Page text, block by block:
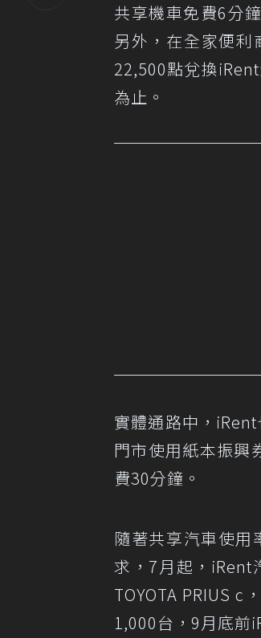
共享機車免費6分
另外，在全家便利
22,500點兌換
為止。
實體通路中，
門市使用紙本振興
費30分鐘。
隨著共享汽車使
求，7月起，iRent
TOYOTA PRIUS
1,000台，9月底前